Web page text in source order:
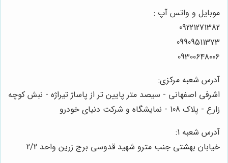
موبایل و واتس آپ :
09221271382
09909511373
09300648006
آدرس شعبه مرکزی:
اشرفی اصفهانی - سیصد متر پایین تر از پاساژ تیراژه - نبش کوچه
زارع - پلاک 108 - نمایشگاه و شرکت دنیای خودرو
آدرس شعبه 1:
خیابان بهشتی جنب مترو شهید قدوسی برج زرین واحد 2/2